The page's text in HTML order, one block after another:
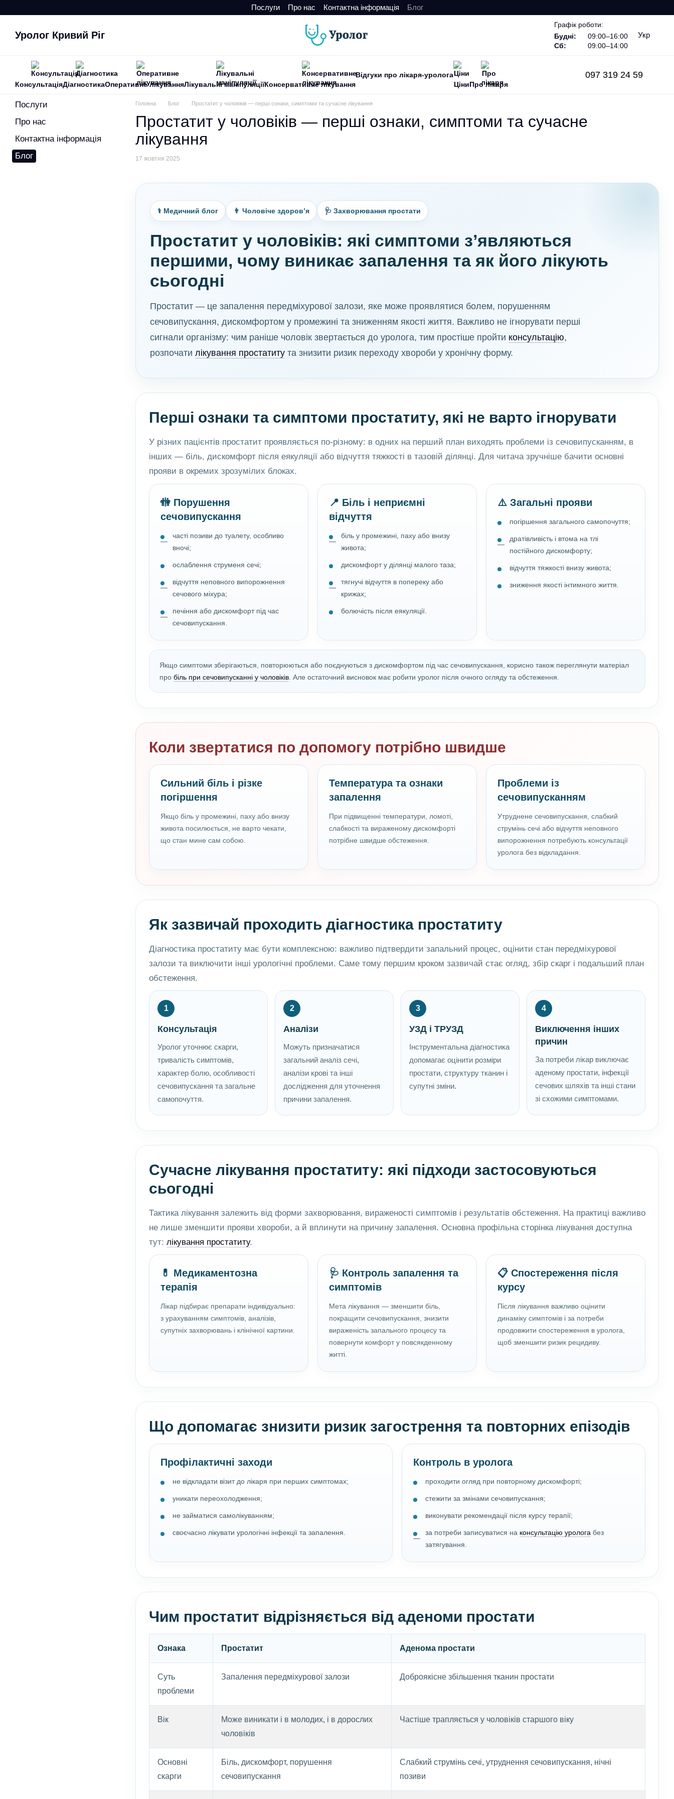
Послуги Про нас Контактна інформація Блог
Уролог Кривий Ріг
Графік роботи:
Будні:
09:00–16:00
Сб:
09:00–14:00
Укр
КонсультаціяДіагностикаОперативне лікуванняЛікувальні маніпуляціїКонсервативне лікування
Відгуки про лікаря-уролога
ЦіниПро лікаря
097 319 24 59
Головна Блог Простатит у чоловіків — перші ознаки, симптоми та сучасне лікування
Простатит у чоловіків — перші ознаки, симптоми та сучасне
лікування
17 жовтня 2025
⚕️ Медичний блог 👨 Чоловіче здоров’я 🩺 Захворювання простати
Простатит у чоловіків: які симптоми з’являються
першими, чому виникає запалення та як його лікують
сьогодні
Простатит — це запалення передміхурової залози, яке може проявлятися болем, порушенням
сечовипускання, дискомфортом у промежині та зниженням якості життя. Важливо не ігнорувати перші
сигнали організму: чим раніше чоловік звертається до уролога, тим простіше пройти консультацію,
розпочати лікування простатиту та знизити ризик переходу хвороби у хронічну форму.
Перші ознаки та симптоми простатиту, які не варто ігнорувати
У різних пацієнтів простатит проявляється по-різному: в одних на перший план виходять проблеми із сечовипусканням, в
інших — біль, дискомфорт після еякуляції або відчуття тяжкості в тазовій ділянці. Для читача зручніше бачити основні
прояви в окремих зрозумілих блоках.
🚻 Порушення
сечовипускання
часті позиви до туалету, особливо
вночі;
ослаблення струменя сечі;
відчуття неповного випорожнення
сечового міхура;
печіння або дискомфорт під час
сечовипускання.
📍 Біль і неприємні
відчуття
біль у промежині, паху або внизу
живота;
дискомфорт у ділянці малого таза;
тягнучі відчуття в попереку або
крижах;
болючість після еякуляції.
⚠️ Загальні прояви
погіршення загального самопочуття;
дратівливість і втома на тлі
постійного дискомфорту;
відчуття тяжкості внизу живота;
зниження якості інтимного життя.
Якщо симптоми зберігаються, повторюються або поєднуються з дискомфортом під час сечовипускання, корисно також переглянути матеріал
про біль при сечовипусканні у чоловіків . Але остаточний висновок має робити уролог після очного огляду та обстеження.
Коли звертатися по допомогу потрібно швидше
Сильний біль і різке
погіршення
Якщо біль у промежині, паху або внизу
живота посилюється, не варто чекати,
що стан мине сам собою.
Температура та ознаки
запалення
При підвищенні температури, ломоті,
слабкості та вираженому дискомфорті
потрібне швидше обстеження.
Проблеми із
сечовипусканням
Утруднене сечовипускання, слабкий
струмінь сечі або відчуття неповного
випорожнення потребують консультації
уролога без відкладання.
Як зазвичай проходить діагностика простатиту
Діагностика простатиту має бути комплексною: важливо підтвердити запальний процес, оцінити стан передміхурової
залози та виключити інші урологічні проблеми. Саме тому першим кроком зазвичай стає огляд, збір скарг і подальший план
обстеження.
1
Консультація
Уролог уточнює скарги,
тривалість симптомів,
характер болю, особливості
сечовипускання та загальне
самопочуття.
2
Аналізи
Можуть призначатися
загальний аналіз сечі,
аналізи крові та інші
дослідження для уточнення
причини запалення.
3
УЗД і ТРУЗД
Інструментальна діагностика
допомагає оцінити розміри
простати, структуру тканин і
супутні зміни.
4
Виключення інших
причин
За потреби лікар виключає
аденому простати, інфекції
сечових шляхів та інші стани
зі схожими симптомами.
Сучасне лікування простатиту: які підходи застосовуються
сьогодні
Тактика лікування залежить від форми захворювання, вираженості симптомів і результатів обстеження. На практиці важливо
не лише зменшити прояви хвороби, а й вплинути на причину запалення. Основна профільна сторінка лікування доступна
тут: лікування простатиту.
💊 Медикаментозна
терапія
Лікар підбирає препарати індивідуально:
з урахуванням симптомів, аналізів,
супутніх захворювань і клінічної картини.
🩺 Контроль запалення та
симптомів
Мета лікування — зменшити біль,
покращити сечовипускання, знизити
вираженість запального процесу та
повернути комфорт у повсякденному
житті.
📋 Спостереження після
курсу
Після лікування важливо оцінити
динаміку симптомів і за потреби
продовжити спостереження в уролога,
щоб зменшити ризик рецидиву.
Що допомагає знизити ризик загострення та повторних епізодів
Профілактичні заходи
не відкладати візит до лікаря при перших симптомах;
уникати переохолодження;
не займатися самолікуванням;
своєчасно лікувати урологічні інфекції та запалення.
Контроль в уролога
проходити огляд при повторному дискомфорті;
стежити за змінами сечовипускання;
виконувати рекомендації після курсу терапії;
за потреби записуватися на консультацію уролога без
затягування.
Чим простатит відрізняється від аденоми простати
Ознака Простатит Аденома простати
Суть
проблеми
Запалення передміхурової залози Доброякісне збільшення тканин простати
Вік
Може виникати і в молодих, і в дорослих
чоловіків
Частіше трапляється у чоловіків старшого віку
Основні
скарги
Біль, дискомфорт, порушення
сечовипускання
Слабкий струмінь сечі, утруднення сечовипускання, нічні
позиви
Послуги
Про нас
Контактна інформація
Блог